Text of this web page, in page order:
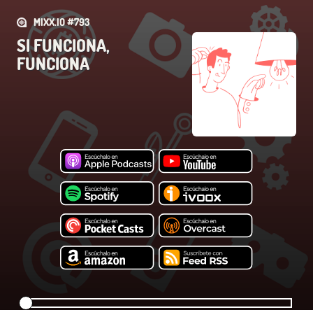
MIXX.IO #793
SI FUNCIONA,
FUNCIONA